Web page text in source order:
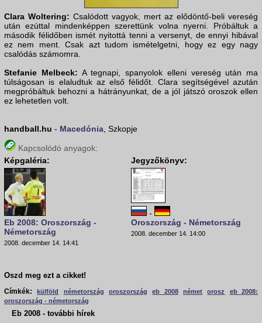
Clara Woltering: Csalódott vagyok, mert az elődöntő-beli vereség
után ezúttal mindenképpen szerettünk volna nyerni. Próbáltuk a
második félidőben ismét nyitottá tenni a versenyt, de ennyi hibával
ez nem ment. Csak azt tudom ismételgetni, hogy ez egy nagy
csalódás számomra.
Stefanie Melbeck: A tegnapi, spanyolok elleni vereség után ma
túlságosan is elaludtuk az első félidőt. Clara segítségével azután
megpróbáltuk behozni a hátrányunkat, de a jól játszó oroszok ellen
ez lehetetlen volt.
handball.hu - Macedónia, Szkopje
Kapcsolódó anyagok:
Képgaléria:
Eb 2008: Oroszország -
Németország
2008. december 14. 14:41
Jegyzőkönyv:
-
Oroszország - Németország
2008. december 14. 14:00
Oszd meg ezt a cikket!
Címkék:
külföld németország oroszország eb 2008 német orosz
eb 2008:
oroszország - németország
Eb 2008 - további hírek